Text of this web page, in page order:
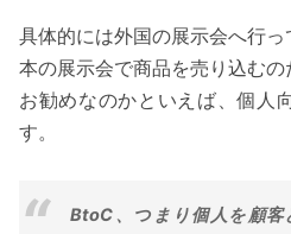
具体的には外国の展示会へ行
本の展示会で商品を売り込む
お勧めなのかといえば、個人
す。
BtoC、つまり個人を顧客